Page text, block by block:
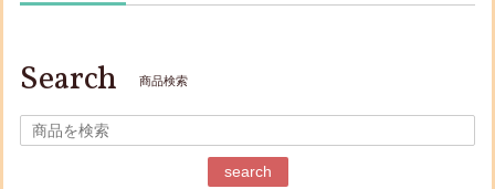
Search 商品検索
search